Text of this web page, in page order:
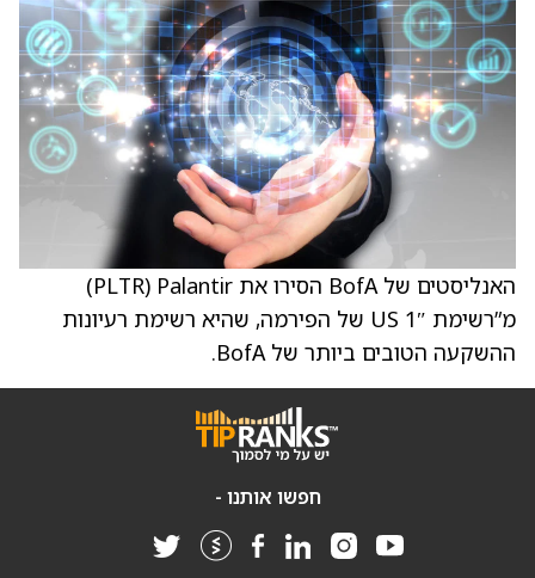
האנליסטים של BofA הסירו את Palantir ‏(PLTR)
מ”רשימת US 1″ של הפירמה, שהיא רשימת רעיונות
ההשקעה הטובים ביותר של BofA.
חפשו אותנו -